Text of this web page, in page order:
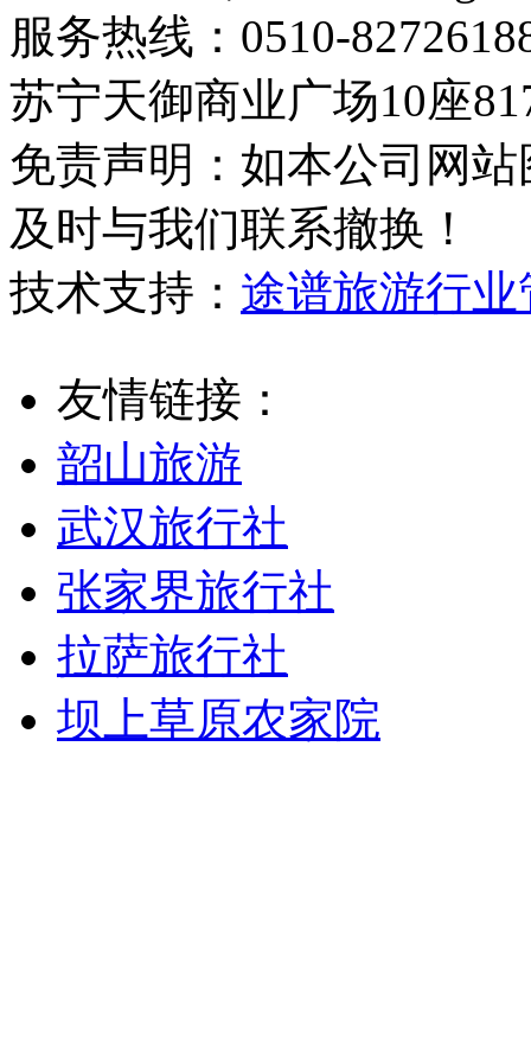
服务热线：0510-
苏宁天御商业广场10座
免责声明：如本公司网
及时与我们联系撤换！
技术支持： 途谱旅游行
友情链接：
韶山旅游
武汉旅行社
张家界旅行社
拉萨旅行社
坝上草原农家院